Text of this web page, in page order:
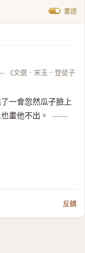
書證
《文選．宋玉．登徒子
一會忽然瓜子臉上
畫他不出。
——
反饋